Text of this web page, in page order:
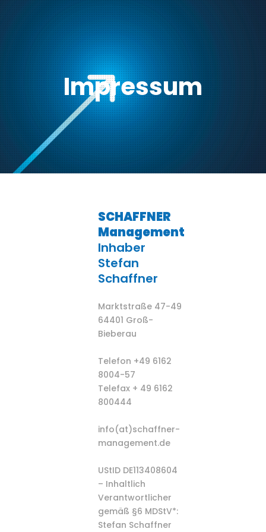
Impressum
SCHAFFNER
Management
Inhaber
Stefan
Schaffner
Marktstraße 47-49
64401 Groß-
Bieberau
Telefon +49 6162
8004-57
Telefax + 49 6162
800444
info(at)schaffner-
management.de
UStID DE113408604
– Inhaltlich
Verantwortlicher
gemäß §6 MDStV*:
Stefan Schaffner